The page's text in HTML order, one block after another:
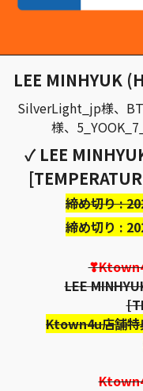
LEE MINHYUK
SilverLight_jp様、
様、
✓ LEE
締め切り :
締め切り :
LEE
Ktown4u店舗特